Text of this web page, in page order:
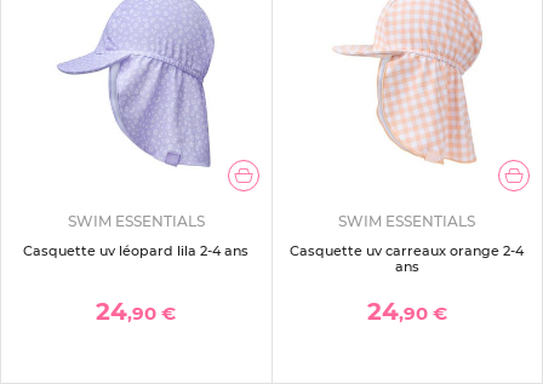
SWIM ESSENTIALS
Casquette uv léopard lila 2-4 ans
24,90 €
SWIM ESSENTIALS
Casquette uv carreaux orange 2-4
ans
24,90 €